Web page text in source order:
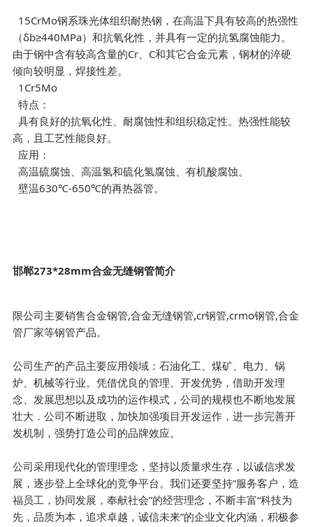
15CrMo钢系珠光体组织耐热钢，在高温下具有较高的热强性
（δb≥440MPa）和抗氧化性，并具有一定的抗氢腐蚀能力。
由于钢中含有较高含量的Cr、C和其它合金元素，钢材的淬硬
倾向较明显，焊接性差。
1Cr5Mo
特点：
具有良好的抗氧化性、耐腐蚀性和组织稳定性。热强性能较
高，且工艺性能良好。
应用：
高温硫腐蚀、高温氢和硫化氢腐蚀、有机酸腐蚀。
壁温630℃-650℃的再热器管。
邯郸273*28mm合金无缝钢管简介
限公司主要销售合金钢管,合金无缝钢管,cr钢管,crmo钢管,合金
管厂家等钢管产品。
公司生产的产品主要应用领域：石油化工、煤矿、电力、锅
炉、机械等行业。凭借优良的管理、开发优势，借助开发理
念、发展思想以及成功的运作模式，公司的规模也不断地发展
壮大．公司不断进取，加快加强项目开发运作，进一步完善开
发机制，强势打造公司的品牌效应。
公司采用现代化的管理理念，坚持以质量求生存，以诚信求发
展，逐步登上全球化的竞争平台。我们还要坚持“服务客户，造
福员工，协同发展，奉献社会”的经营理念，不断丰富“科技为
先，品质为本，追求卓越，诚信未来”的企业文化内涵，积极参